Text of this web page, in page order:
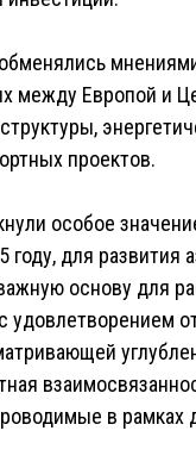
между Европой и
проектов.
особое
году, для
основу для
в рамках